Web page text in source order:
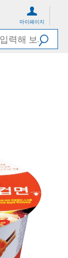
마이페이지